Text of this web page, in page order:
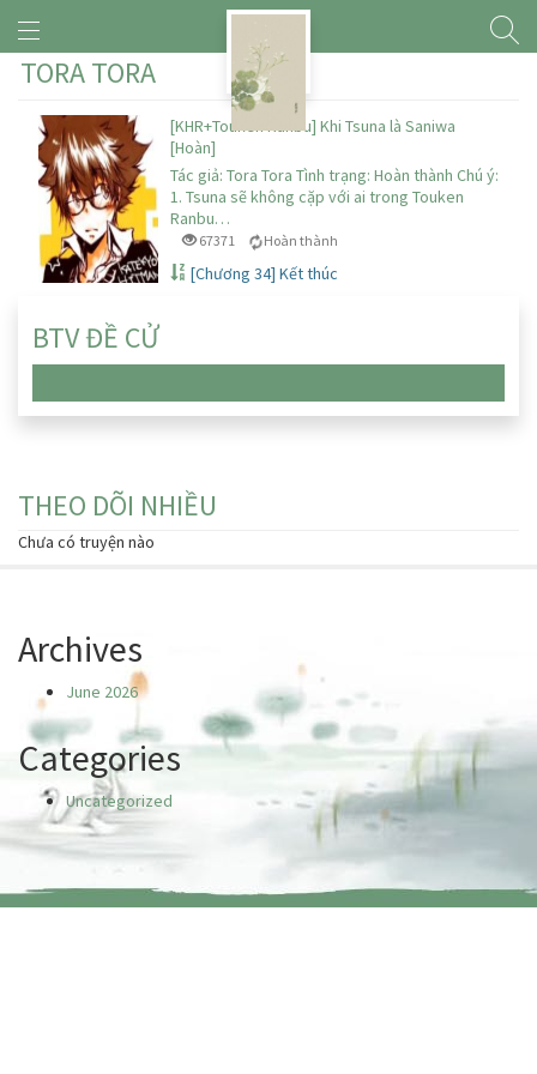
TORA TORA
[KHR+Touken Ranbu] Khi Tsuna là Saniwa
[Hoàn]
Tác giả: Tora Tora Tình trạng: Hoàn thành Chú ý:
1. Tsuna sẽ không cặp với ai trong Touken
Ranbu…
67371 Hoàn thành
[Chương 34] Kết thúc
BTV ĐỀ CỬ
THEO DÕI NHIỀU
Chưa có truyện nào
Archives
June 2026
Categories
Uncategorized